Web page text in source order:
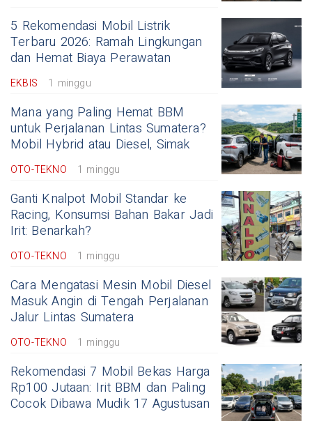
5 Rekomendasi Mobil Listrik
Terbaru 2026: Ramah Lingkungan
dan Hemat Biaya Perawatan
EKBIS 1 minggu
Mana yang Paling Hemat BBM
untuk Perjalanan Lintas Sumatera?
Mobil Hybrid atau Diesel, Simak
OTO-TEKNO 1 minggu
Ganti Knalpot Mobil Standar ke
Racing, Konsumsi Bahan Bakar Jadi
Irit: Benarkah?
OTO-TEKNO 1 minggu
Cara Mengatasi Mesin Mobil Diesel
Masuk Angin di Tengah Perjalanan
Jalur Lintas Sumatera
OTO-TEKNO 1 minggu
Rekomendasi 7 Mobil Bekas Harga
Rp100 Jutaan: Irit BBM dan Paling
Cocok Dibawa Mudik 17 Agustusan